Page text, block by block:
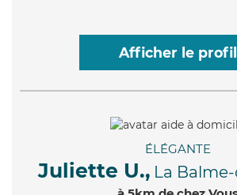
Afficher le profil
ÉLÉGANTE
Juliette U., La